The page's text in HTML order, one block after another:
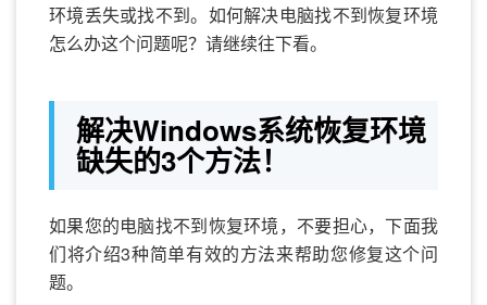
环境丢失或找不到。如何解决电脑找不到恢复环境
怎么办这个问题呢？请继续往下看。
解决Windows系统恢复环境
缺失的3个方法！
如果您的电脑找不到恢复环境，不要担心，下面我
们将介绍3种简单有效的方法来帮助您修复这个问
题。